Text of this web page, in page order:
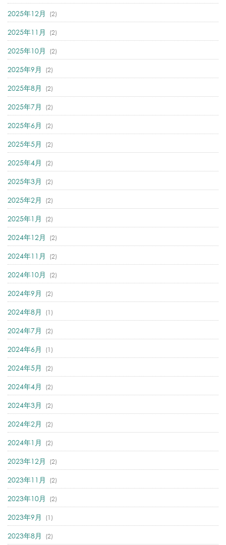
2025年12月 (2)
2025年11月 (2)
2025年10月 (2)
2025年9月 (2)
2025年8月 (2)
2025年7月 (2)
2025年6月 (2)
2025年5月 (2)
2025年4月 (2)
2025年3月 (2)
2025年2月 (2)
2025年1月 (2)
2024年12月 (2)
2024年11月 (2)
2024年10月 (2)
2024年9月 (2)
2024年8月 (1)
2024年7月 (2)
2024年6月 (1)
2024年5月 (2)
2024年4月 (2)
2024年3月 (2)
2024年2月 (2)
2024年1月 (2)
2023年12月 (2)
2023年11月 (2)
2023年10月 (2)
2023年9月 (1)
2023年8月 (2)